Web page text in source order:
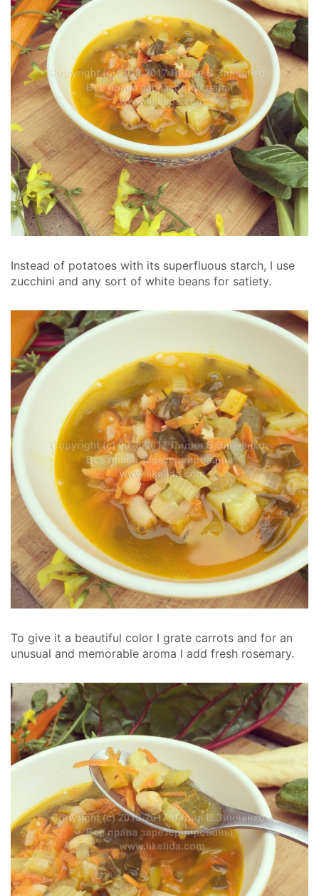
Instead of potatoes with its superfluous starch, I use
zucchini and any sort of white beans for satiety.
To give it a beautiful color I grate carrots and for an
unusual and memorable aroma I add fresh rosemary.